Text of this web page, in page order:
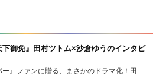
下御免』田村ツトム×沙倉ゆうのインタビ